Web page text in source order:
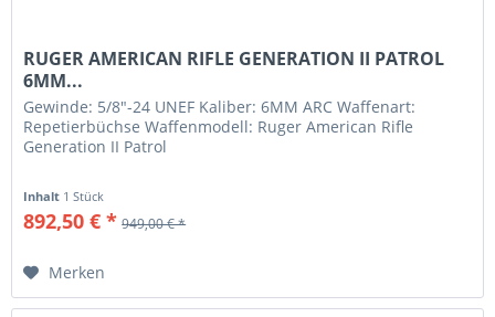
RUGER AMERICAN RIFLE GENERATION II PATROL
6MM...
Gewinde: 5/8"-24 UNEF Kaliber: 6MM ARC Waffenart:
Repetierbüchse Waffenmodell: Ruger American Rifle
Generation II Patrol
Inhalt 1 Stück
892,50 € * 949,00 € *
Merken